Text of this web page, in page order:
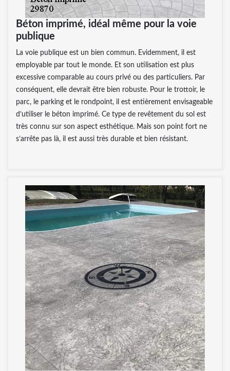
Béton imprimé, idéal même pour la voie
publique
La voie publique est un bien commun. Evidemment, il est
employable par tout le monde. Et son utilisation est plus
excessive comparable au cours privé ou des particuliers. Par
conséquent, elle devrait être bien robuste. Pour le trottoir, le
parc, le parking et le rondpoint, il est entièrement envisageable
d’utiliser le béton imprimé. Ce type de revêtement du sol est
très connu sur son aspect esthétique. Mais son point fort ne
s’arrête pas là, il est aussi très durable et bien résistant.